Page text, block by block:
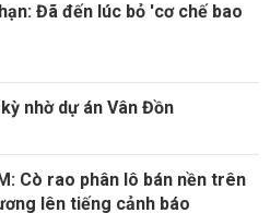
Đã đến lúc bỏ 'cơ chế bao
nhờ dự án Vân Đồn
Cò rao phân lô bán nền trên
lên tiếng cảnh báo